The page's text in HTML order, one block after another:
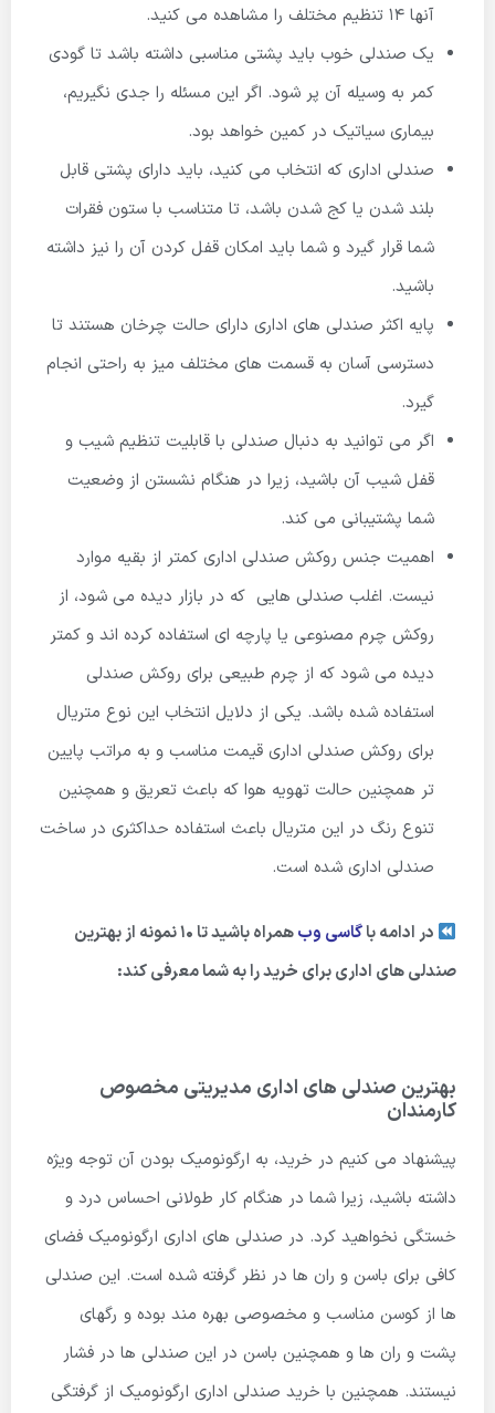
آنها ۱۴ تنظیم مختلف را مشاهده می کنید.
یک صندلی خوب باید پشتی مناسبی داشته باشد تا گودی
کمر به وسیله آن پر شود. اگر این مسئله را جدی نگیریم،
بیماری سیاتیک در کمین خواهد بود.
صندلی اداری که انتخاب می کنید، باید دارای پشتی قابل
بلند شدن یا کج شدن باشد، تا متناسب با ستون فقرات
شما قرار گیرد و شما باید امکان قفل کردن آن را نیز داشته
باشید.
پایه اکثر صندلی های اداری دارای حالت چرخان هستند تا
دسترسی آسان به قسمت های مختلف میز به راحتی انجام
گیرد.
اگر می توانید به دنبال صندلی با قابلیت تنظیم شیب و
قفل شیب آن باشید، زیرا در هنگام نشستن از وضعیت
شما پشتیبانی می کند.
اهمیت جنس روکش صندلی اداری کمتر از بقیه موارد
نیست. اغلب صندلی هایی که در بازار دیده می شود، از
روکش چرم مصنوعی یا پارچه ای استفاده کرده اند و کمتر
دیده می شود که از چرم طبیعی برای روکش صندلی
استفاده شده باشد. یکی از دلایل انتخاب این نوع متریال
برای روکش صندلی اداری قیمت مناسب و به مراتب پایین
تر همچنین حالت تهویه هوا که باعث تعریق و همچنین
تنوع رنگ در این متریال باعث استفاده حداکثری در ساخت
صندلی اداری شده است.
در ادامه باگاسی وب
همراه باشید تا ۱۰ نمونه از بهترین
صندلی های اداری برای خرید را به شما معرفی کند:
بهترین صندلی های اداری مدیریتی مخصوص
کارمندان
پیشنهاد می کنیم در خرید، به ارگونومیک بودن آن توجه ویژه
داشته باشید، زیرا شما در هنگام کار طولانی احساس درد و
خستگی نخواهید کرد. در صندلی های اداری ارگونومیک فضای
کافی برای باسن و ران ها در نظر گرفته شده است. این صندلی
ها از کوسن مناسب و مخصوصی بهره مند بوده و رگهای
پشت و ران ها و همچنین باسن در این صندلی ها در فشار
نیستند. همچنین با خرید صندلی اداری ارگونومیک از گرفتگی